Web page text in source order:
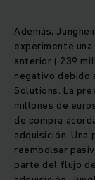
Además,
experimente
anterior (-239
negativo debido
Solutions. La
millones de
de compra
adquisición.
reembolsar
parte del flujo